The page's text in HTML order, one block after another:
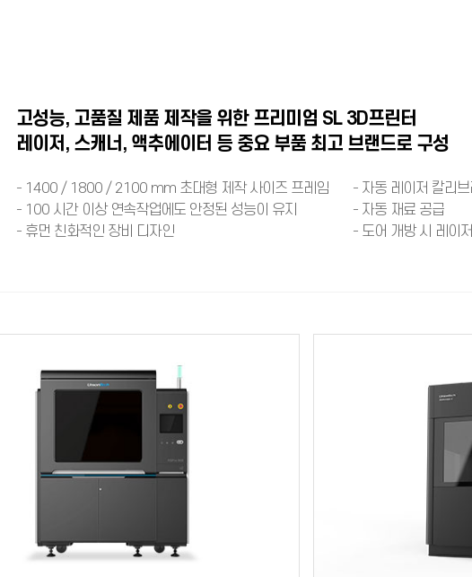
고성능, 고품질 제품 제작을 위한 프리미엄 SL 3D프린터
레이저, 스캐너, 액추에이터 등 중요 부품 최고 브랜드로 구성
- 1400 / 1800 / 2100 mm 초대형 제작 사이즈 프레임
- 100 시간 이상 연속작업에도 안정된 성능이 유지
- 휴먼 친화적인 장비 디자인
- 자동 레이저 칼리브
- 자동 재료 공급
- 도어 개방 시 레이